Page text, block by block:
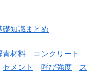
礎知識まとめ
青材料
コンクリート
セメント 呼び強度
ス